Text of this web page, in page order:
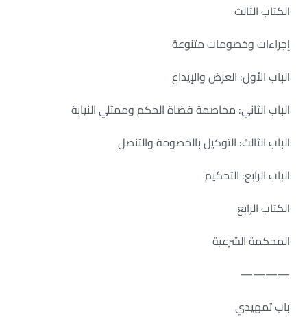
الكتاب الثالث
إجراءات وخصومات متنوعة
الباب الأول: العرض والإيداع
الباب الثاني: مخاصمة قضاة الحكم وممثلي النيابة
الباب الثالث: التوكيل بالخصومة والتنصل
الباب الرابع: التحكيم
الكتاب الرابع
المحكمة الشرعية
————
باب تمهيدي